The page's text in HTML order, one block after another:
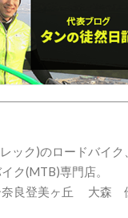
ック)のロードバイク
ク(MTB)専門店。
奈良登美ヶ丘 大森